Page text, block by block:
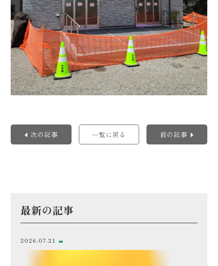
次の記事 一覧に戻る 前の記事
最新の記事
2026.07.21